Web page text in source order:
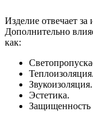
Изделие отвечает
Дополнительно
как:
Теплоизоляция.
Звукоизоляция.
Эстетика.
Защищенность